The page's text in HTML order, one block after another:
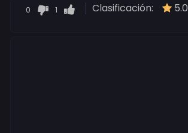
0 1 Clasificación: 5.0